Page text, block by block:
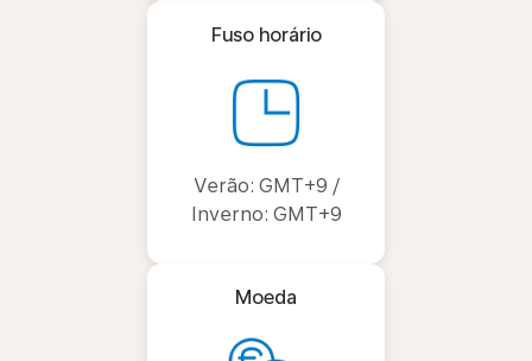
Fuso horário
Verão: GMT+9 /
Inverno: GMT+9
Moeda